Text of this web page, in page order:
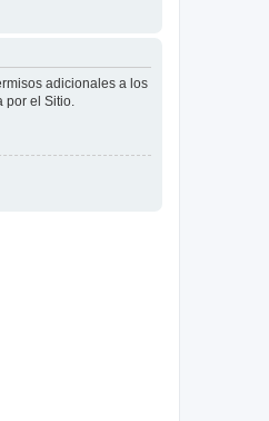
adicionales a los
el Sitio.